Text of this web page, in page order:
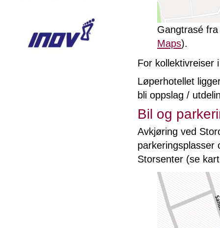
Gangtrasé
Maps).
For kollektivreiser
Løperhotellet
bli oppslag /
Bil og
Avkjøring ved
parkeringsplasser
Storsenter (se